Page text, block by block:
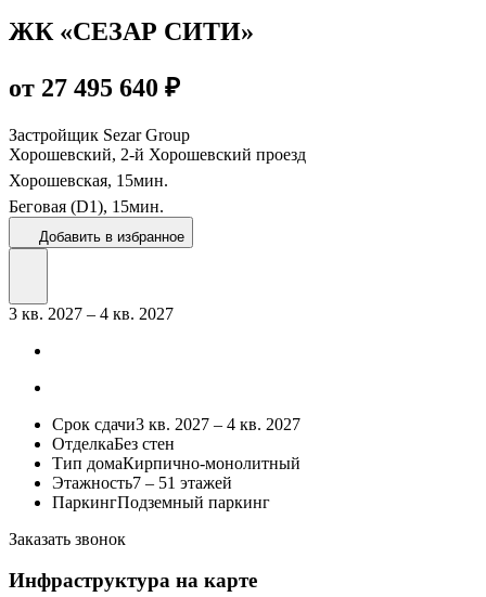
ЖК «СЕЗАР СИТИ»
от 27 495 640 ₽
Застройщик Sezar Group
Хорошевский, 2-й Хорошевский проезд
Хорошевская, 15мин.
Беговая (D1), 15мин.
Добавить в избранное
3 кв. 2027 – 4 кв. 2027
Срок сдачи3 кв. 2027 – 4 кв. 2027
ОтделкаБез стен
Тип домаКирпично-монолитный
Этажность7 – 51 этажей
ПаркингПодземный паркинг
Заказать звонок
Инфраструктура на карте